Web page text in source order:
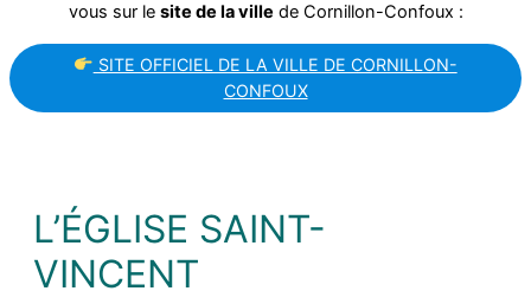
vous sur le site de la ville de Cornillon-Confoux :
SITE OFFICIEL DE LA VILLE DE CORNILLON-
CONFOUX
L’ÉGLISE SAINT-
VINCENT